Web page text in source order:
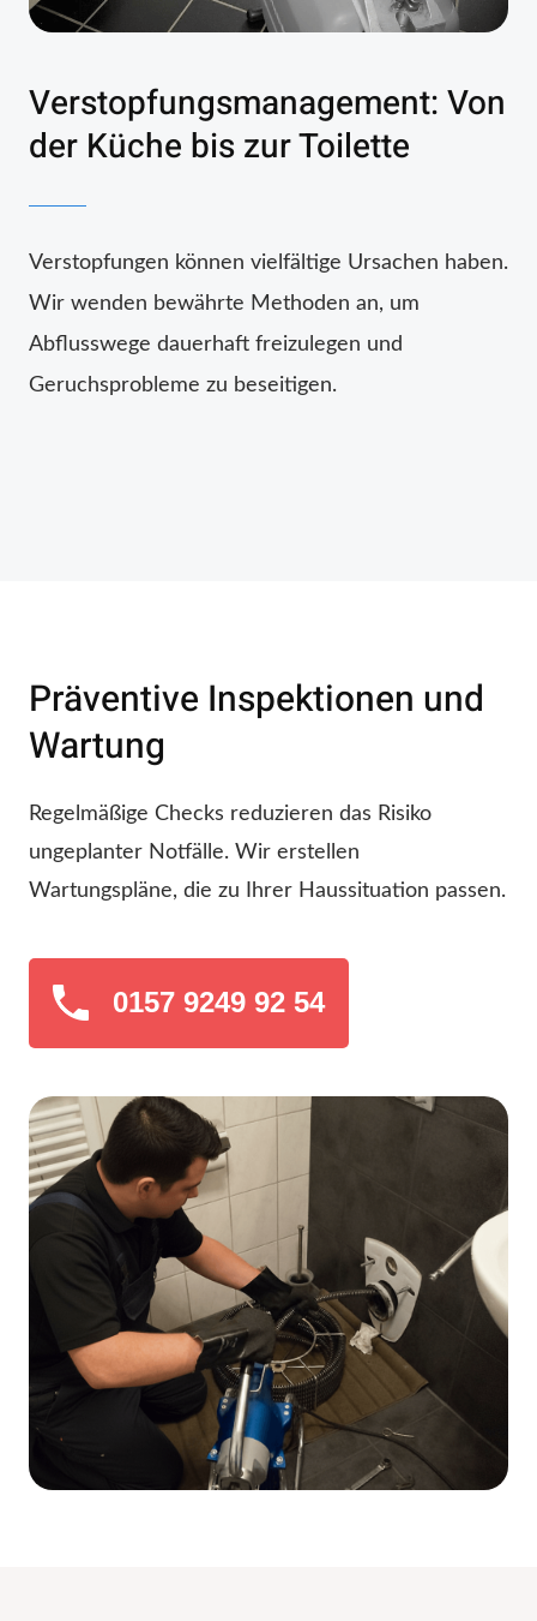
Verstopfungsmanagement: Von
der Küche bis zur Toilette
Verstopfungen können vielfältige Ursachen haben.
Wir wenden bewährte Methoden an, um
Abflusswege dauerhaft freizulegen und
Geruchsprobleme zu beseitigen.
Präventive Inspektionen und
Wartung
Regelmäßige Checks reduzieren das Risiko
ungeplanter Notfälle. Wir erstellen
Wartungspläne, die zu Ihrer Haussituation passen.
0157 9249 92 54